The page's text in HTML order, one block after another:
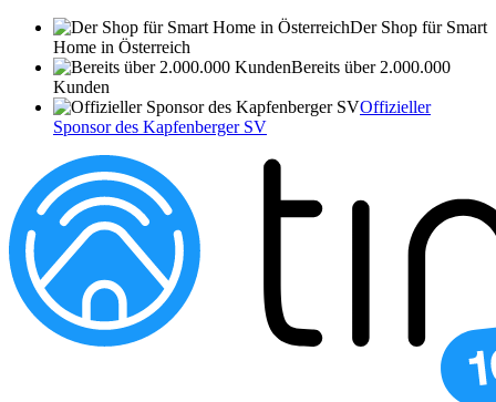
Der Shop für Smart
Home in Österreich
Bereits über 2.000.000
Kunden
Offizieller
Sponsor des Kapfenberger SV